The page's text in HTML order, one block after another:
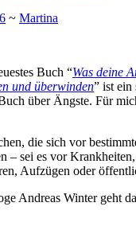
~ Martina
Buch “Was deine
und überwinden” ist ein
über Ängste. Für
die sich vor
– sei es vor
Aufzügen oder
Andreas Winter geht